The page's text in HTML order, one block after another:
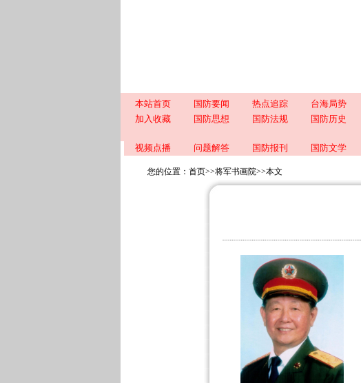
本站首页 国防要闻 热点追踪 台海局势
加入收藏
国防思想 国防法规 国防历史
视频点播
问题解答 国防报刊 国防文学
您的位置： 首页>>将军书画院>>本文